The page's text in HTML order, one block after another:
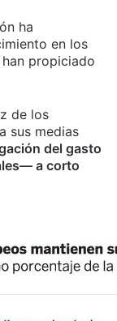
ha
en los
propiciado
de los
sus medias
del gasto
a corto